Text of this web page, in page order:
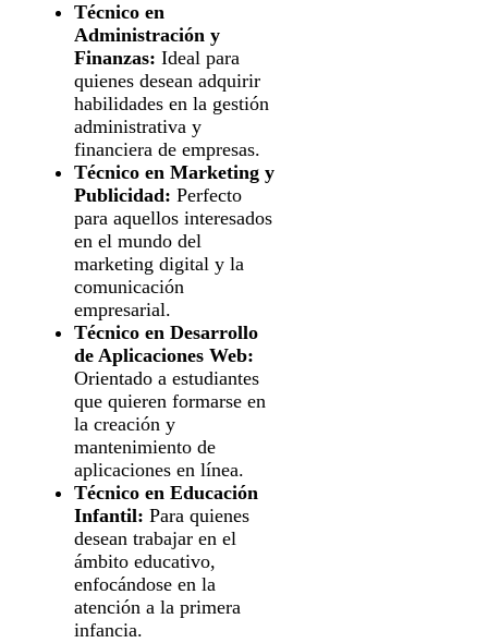
Técnico en
Administración y
Finanzas: Ideal para
quienes desean adquirir
habilidades en la gestión
administrativa y
financiera de empresas.
Técnico en Marketing y
Publicidad: Perfecto
para aquellos interesados
en el mundo del
marketing digital y la
comunicación
empresarial.
Técnico en Desarrollo
de Aplicaciones Web:
Orientado a estudiantes
que quieren formarse en
la creación y
mantenimiento de
aplicaciones en línea.
Técnico en Educación
Infantil: Para quienes
desean trabajar en el
ámbito educativo,
enfocándose en la
atención a la primera
infancia.